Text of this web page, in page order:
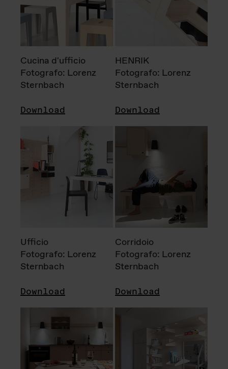
Cucina d'ufficio
Fotografo: Lorenz
Sternbach
Download
HENRIK
Fotografo: Lorenz
Sternbach
Download
Ufficio
Fotografo: Lorenz
Sternbach
Download
Corridoio
Fotografo: Lorenz
Sternbach
Download